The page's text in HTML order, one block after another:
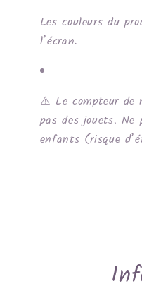
Les couleurs du
l’écran.
⚠️ Le compteur de
pas des jouets. Ne
enfants (risque